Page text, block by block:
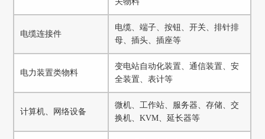
电缆连接件
电缆、端子、按钮、开关、排针排
母、插头、插座等
电力装置类物料
变电站自动化装置、通信装置、安
全装置、表计等
计算机、网络设备
微机、工作站、服务器、存储、交
换机、KVM、延长器等